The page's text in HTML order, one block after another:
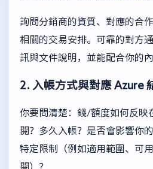
詢問分銷商的資質、對應的合
相關的交易安排。可靠的對方
訊與文件說明，並能配合你的內
2. 入帳方式與對應 Azure
你要問清楚：錢/額度如何反映
閱？多久入帳？是否會影響你
特定限制（例如適用範圍、可
閱）？